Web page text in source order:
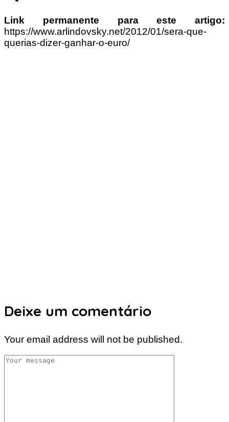
Link permanente para este artigo:
https://www.arlindovsky.net/2012/01/sera-que-
querias-dizer-ganhar-o-euro/
Deixe um comentário
Your email address will not be published.